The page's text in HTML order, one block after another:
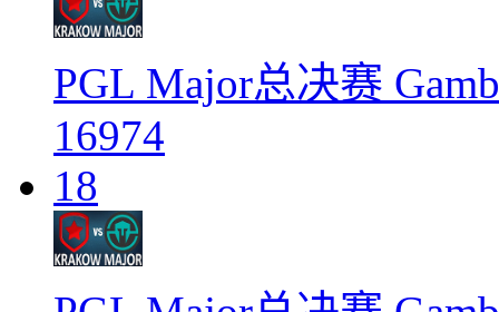
PGL Major总决赛
16974
18